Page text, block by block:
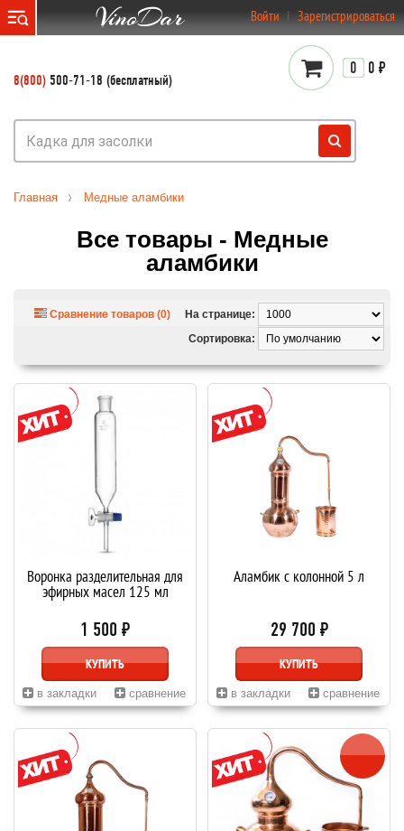
Войти Зарегистрироваться
8(800) 500-71-18 (бесплатный)
0 0 ₽
Главная Медные аламбики
Все товары - Медные
аламбики
Сравнение товаров (0)
На странице:
Сортировка:
Воронка разделительная для
эфирных масел 125 мл
1 500 ₽
КУПИТЬ
в закладки сравнение
Аламбик с колонной 5 л
29 700 ₽
КУПИТЬ
в закладки сравнение